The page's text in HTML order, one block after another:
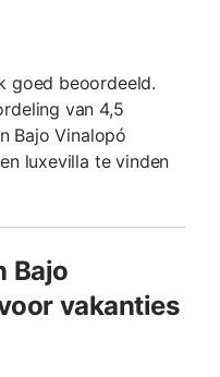
goed beoordeeld.
van 4,5
Bajo Vinalopó
luxevilla te vinden
Bajo
vakanties